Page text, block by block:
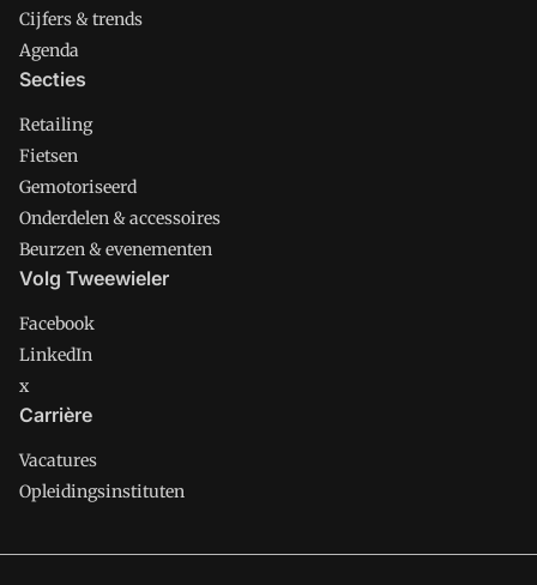
Cijfers & trends
Agenda
Secties
Retailing
Fietsen
Gemotoriseerd
Onderdelen & accessoires
Beurzen & evenementen
Volg Tweewieler
Facebook
LinkedIn
x
Carrière
Vacatures
Opleidingsinstituten